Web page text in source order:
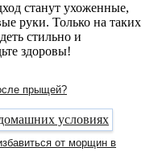
станут ухоженные,
руки. Только на таких
стильно и
здоровы!
прыщей?
от морщин в